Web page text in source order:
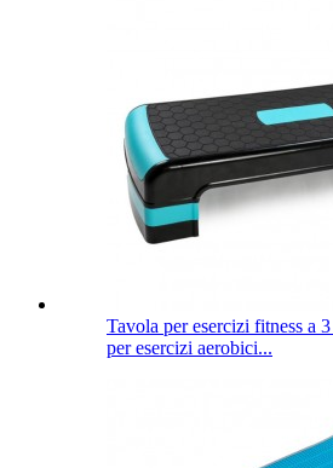
Tavola per esercizi fitness a
per esercizi aerobici...